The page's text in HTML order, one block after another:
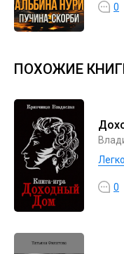
0
ПОХОЖИЕ
0